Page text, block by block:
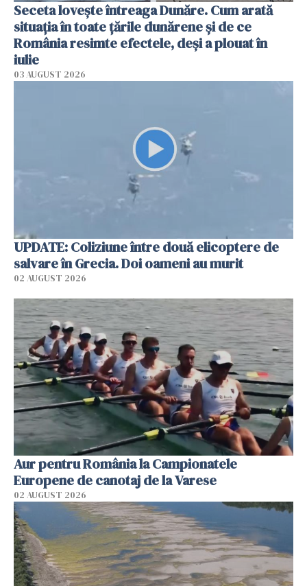
Seceta lovește întreaga Dunăre. Cum arată
situația în toate țările dunărene și de ce
România resimte efectele, deși a plouat în
iulie
03 AUGUST 2026
UPDATE: Coliziune între două elicoptere de
salvare în Grecia. Doi oameni au murit
02 AUGUST 2026
Aur pentru România la Campionatele
Europene de canotaj de la Varese
02 AUGUST 2026